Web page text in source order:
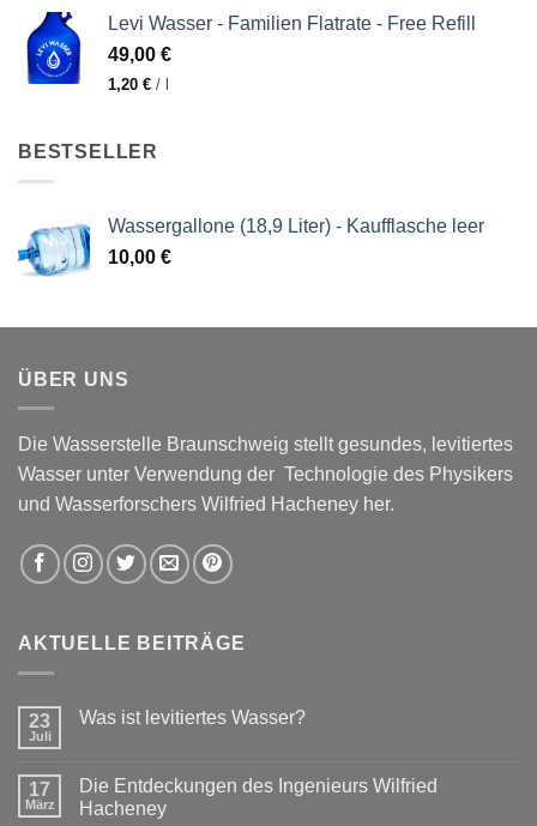
Levi Wasser - Familien Flatrate - Free Refill
49,00 €
1,20 € /
BESTSELLER
Wassergallone (18,9 Liter) - Kaufflasche leer
10,00 €
ÜBER UNS
Die Wasserstelle Braunschweig stellt gesundes, levitiertes
Wasser unter Verwendung der Technologie des Physikers
und Wasserforschers Wilfried Hacheney her.
AKTUELLE BEITRÄGE
23
Juli
Was ist levitiertes Wasser?
17
März
Die Entdeckungen des Ingenieurs Wilfried
Hacheney